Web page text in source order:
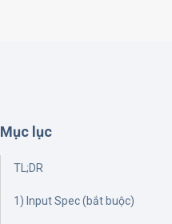
Mục lục
TL;DR
1) Input Spec (bắt buộc)